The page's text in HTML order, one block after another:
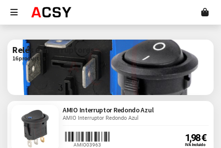
Relés e interruptores
16 productos
AMIO Interruptor Redondo Azul
AMIO Interruptor Redondo Azul
AMIO03963
1,98 €
IVA Incluido